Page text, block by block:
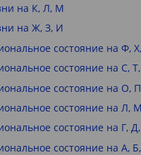
на К, Л, М
на Ж, З, И
состояние на Ф,
состояние на С,
состояние на О,
состояние на Л,
состояние на Г,
состояние на А,